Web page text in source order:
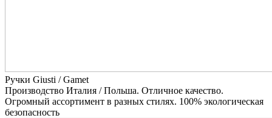
Ручки Giusti / Gamet
Производство Италия / Польша. Отличное качество.
Огромный ассортимент в разных стилях. 100% экологическая
безопасность